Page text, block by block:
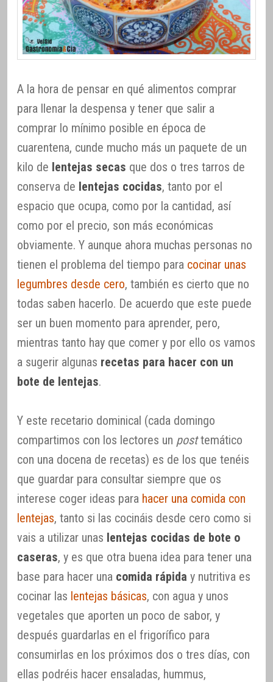
A la hora de pensar en qué alimentos comprar
para llenar la despensa y tener que salir a
comprar lo mínimo posible en época de
cuarentena, cunde mucho más un paquete de un
kilo de lentejas secas que dos o tres tarros de
conserva de lentejas cocidas, tanto por el
espacio que ocupa, como por la cantidad, así
como por el precio, son más económicas
obviamente. Y aunque ahora muchas personas no
tienen el problema del tiempo para cocinar unas
legumbres desde cero, también es cierto que no
todas saben hacerlo. De acuerdo que este puede
ser un buen momento para aprender, pero,
mientras tanto hay que comer y por ello os vamos
a sugerir algunas recetas para hacer con un
bote de lentejas.
Y este recetario dominical (cada domingo
compartimos con los lectores un posttemático
con una docena de recetas) es de los que tenéis
que guardar para consultar siempre que os
interese coger ideas para hacer una comida con
lentejas, tanto si las cocináis desde cero como si
vais a utilizar unas lentejas cocidas de bote o
caseras, y es que otra buena idea para tener una
base para hacer una comida rápida y nutritiva es
cocinar las lentejas básicas, con agua y unos
vegetales que aporten un poco de sabor, y
después guardarlas en el frigorífico para
consumirlas en los próximos dos o tres días, con
ellas podréis hacer ensaladas, hummus,